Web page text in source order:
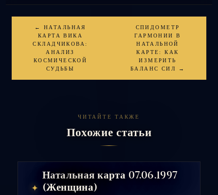
← НАТАЛЬНАЯ
КАРТА ВИКА
СКЛАДЧИКОВА:
АНАЛИЗ
КОСМИЧЕСКОЙ
СУДЬБЫ
СПИДОМЕТР
ГАРМОНИИ В
НАТАЛЬНОЙ
КАРТЕ: КАК
ИЗМЕРИТЬ
БАЛАНС СИЛ →
ЧИТАЙТЕ ТАКЖЕ
Похожие статьи
✦
Натальная карта 07.06.1997
(Женщина)